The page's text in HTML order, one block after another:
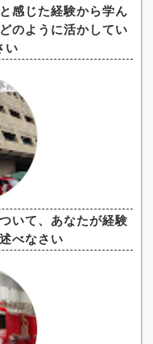
感じた経験から学ん
のように活かしてい
い
いて、あなたが経験
べなさい